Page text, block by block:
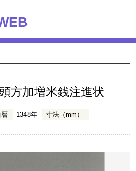
方加増米銭注進状
1348年
寸法（mm）